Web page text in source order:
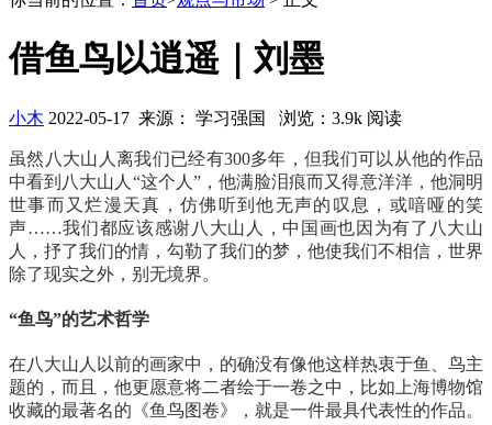
借鱼鸟以逍遥｜刘墨
小木 2022-05-17 来源： 学习强国 浏览：3.9k 阅读
虽然八大山人离我们已经有300多年，但我们可以从他的作品
中看到八大山人“这个人”，他满脸泪痕而又得意洋洋，他洞明
世事而又烂漫天真，仿佛听到他无声的叹息，或喑哑的笑
声……我们都应该感谢八大山人，中国画也因为有了八大山
人，抒了我们的情，勾勒了我们的梦，他使我们不相信，世界
除了现实之外，别无境界。
“鱼鸟”的艺术哲学
在八大山人以前的画家中，的确没有像他这样热衷于鱼、鸟主
题的，而且，他更愿意将二者绘于一卷之中，比如上海博物馆
收藏的最著名的《鱼鸟图卷》，就是一件最具代表性的作品。